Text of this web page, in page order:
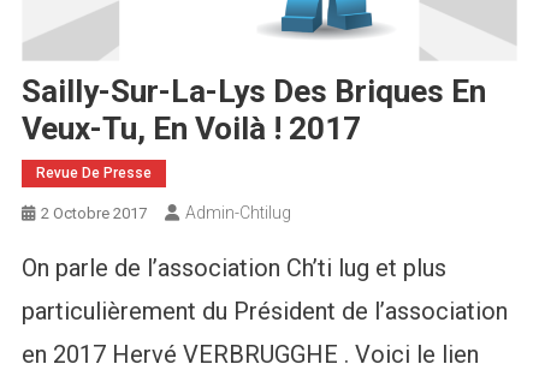
Sailly-Sur-La-Lys Des Briques En
Veux-Tu, En Voilà ! 2017
Revue De Presse
2 Octobre 2017 Admin-Chtilug
On parle de l’association Ch’ti lug et plus
particulièrement du Président de l’association
en 2017 Hervé VERBRUGGHE . Voici le lien